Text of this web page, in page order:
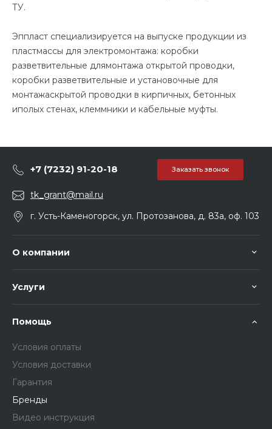
ТУ.
Эппласт специализируется на выпуске продукции из
пластмассы для электромонтажа: коробки
разветвительные длямонтажа открытой проводки,
коробки разветвительные и установочные для
монтажаскрытой проводки в кирпичных, бетонных
иполых стенах, клеммники и кабельные муфты.
+7 (7232) 91-20-18 Заказать звонок
tk_grant@mail.ru
г. Усть-Каменогорск, ул. Протозанова, д. 83а, оф. 103
О компании
Услуги
Помощь
Условия оплаты
Условия доставки
Гарантия
Бренды
Видео инструкция